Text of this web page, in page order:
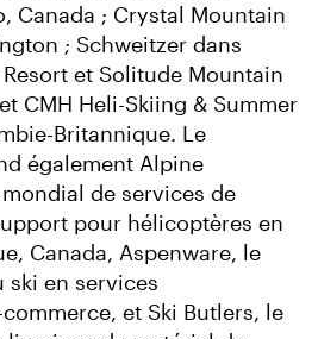
Canada ; Crystal Mountain
; Schweitzer dans
et Solitude Mountain
CMH Heli-Skiing & Summer
Britannique. Le
également Alpine
de services de
pour hélicoptères en
Canada, Aspenware, le
ski en services
et Ski Butlers, le